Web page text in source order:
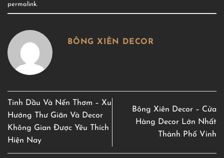
permalink.
BÔNG XIÊN DECOR
Tinh Dầu Và Nến Thơm – Xu
Hướng Thư Giãn Và Decor
Không Gian Được Yêu Thích
Hiện Nay
Bông Xiên Decor – Cửa
Hàng Decor Lớn Nhất
Thành Phố Vinh